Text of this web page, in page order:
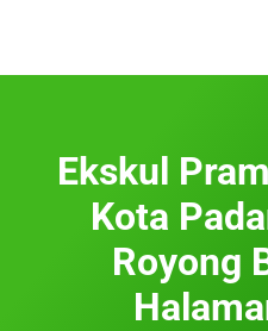
Ekskul
Kota
Royong